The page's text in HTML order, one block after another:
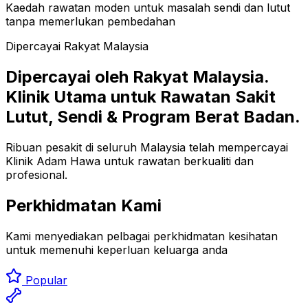
Kaedah rawatan moden untuk masalah sendi dan lutut
tanpa memerlukan pembedahan
Dipercayai Rakyat Malaysia
Dipercayai oleh Rakyat Malaysia.
Klinik Utama untuk Rawatan Sakit
Lutut, Sendi & Program Berat Badan.
Ribuan pesakit di seluruh Malaysia telah mempercayai
Klinik Adam Hawa untuk rawatan berkualiti dan
profesional.
Perkhidmatan Kami
Kami menyediakan pelbagai perkhidmatan kesihatan
untuk memenuhi keperluan keluarga anda
Popular